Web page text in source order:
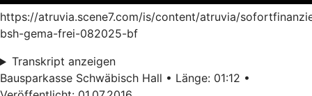
https://atruvia.scene7.com/is/content/atruvia/
bsh-gema-frei-082025-bf
Transkript anzeigen
Bausparkasse Schwäbisch Hall • Länge: 01:12 •